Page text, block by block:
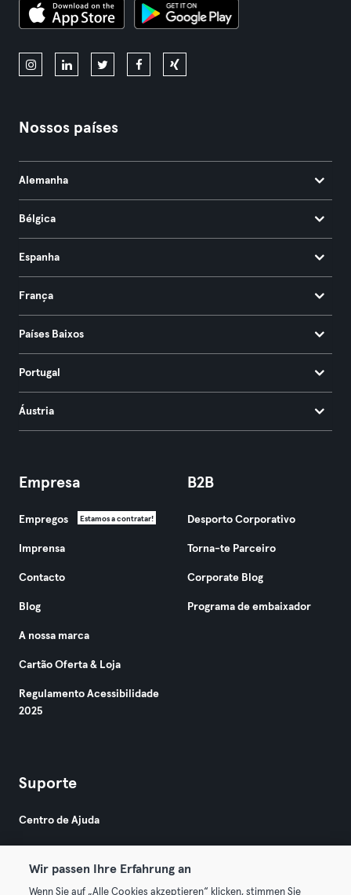
Nossos países
Alemanha
Bélgica
Espanha
França
Países Baixos
Portugal
Áustria
Empresa
Empregos Estamos a contratar!
Imprensa
Contacto
Blog
A nossa marca
Cartão Oferta & Loja
Regulamento Acessibilidade
2025
B2B
Desporto Corporativo
Torna-te Parceiro
Corporate Blog
Programa de embaixador
Suporte
Centro de Ajuda
Wir passen Ihre Erfahrung an
Wenn Sie auf „Alle Cookies akzeptieren“ klicken, stimmen Sie